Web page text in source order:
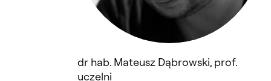
dr hab. Mateusz Dąbrowski, prof.
uczelni